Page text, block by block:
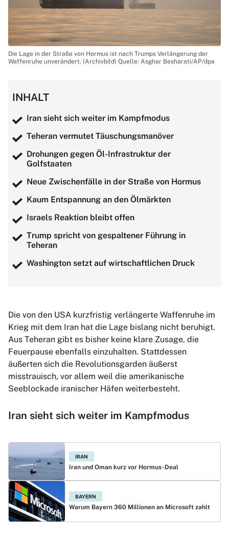
Die Lage in der Straße von Hormus ist nach Trumps Verlängerung der
Waffenruhe unverändert. (Archivbild) Quelle: Asghar Besharati/AP/dpa
INHALT
Iran sieht sich weiter im Kampfmodus
Teheran vermutet Täuschungsmanöver
Drohungen gegen Öl-Infrastruktur der
Golfstaaten
Neue Zwischenfälle in der Straße von Hormus
Kaum Entspannung an den Ölmärkten
Israels Reaktion bleibt offen
Trump spricht von gespaltener Führung in
Teheran
Washington setzt auf wirtschaftlichen Druck
Die von den USA kurzfristig verlängerte Waffenruhe im
Krieg mit dem Iran hat die Lage bislang nicht beruhigt.
Aus Teheran gibt es bisher keine klare Zusage, die
Feuerpause ebenfalls einzuhalten. Stattdessen
äußerten sich die Revolutionsgarden äußerst
misstrauisch, vor allem weil die amerikanische
Seeblockade iranischer Häfen weiterbesteht.
Iran sieht sich weiter im Kampfmodus
IRAN
Iran und Oman kurz vor Hormus-Deal
BAYERN
Warum Bayern 360 Millionen an Microsoft zahlt